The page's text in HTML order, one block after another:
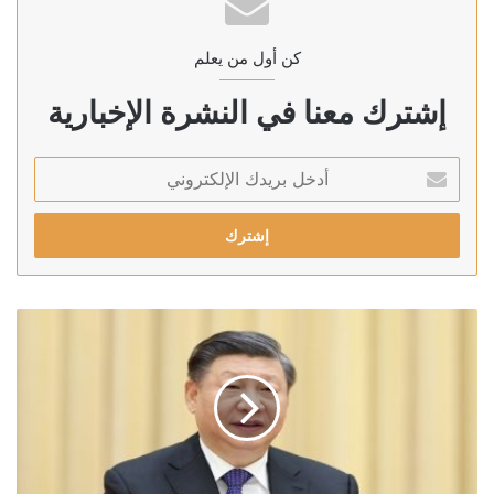
كن أول من يعلم
إشترك معنا في النشرة الإخبارية
بريدك
الإلكتروني